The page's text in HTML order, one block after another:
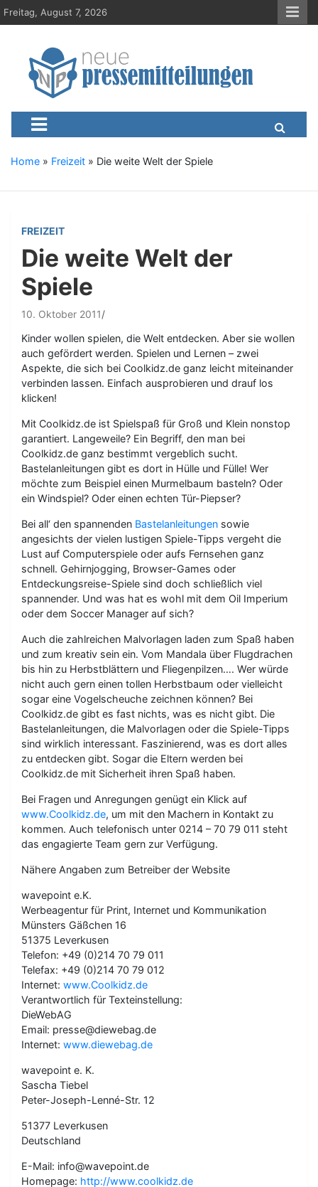
S
k
Freitag, August 7, 2026
Neue-
Presseportal, Nachrichten, News, Meldungen, Wirtschaft
Home » Freizeit » Die weite Welt der Spiele
FREIZEIT
Die weite Welt der
Spiele
10. Oktober 2011
Kinder wollen spielen, die Welt entdecken. Aber sie wollen
auch gefördert werden. Spielen und Lernen – zwei
Aspekte, die sich bei Coolkidz.de ganz leicht miteinander
verbinden lassen. Einfach ausprobieren und drauf los
klicken!
Mit Coolkidz.de ist Spielspaß für Groß und Klein nonstop
garantiert. Langeweile? Ein Begriff, den man bei
Coolkidz.de ganz bestimmt vergeblich sucht.
Bastelanleitungen gibt es dort in Hülle und Fülle! Wer
möchte zum Beispiel einen Murmelbaum basteln? Oder
ein Windspiel? Oder einen echten Tür-Piepser?
Bei all‘ den spannenden Bastelanleitungen sowie
angesichts der vielen lustigen Spiele-Tipps vergeht die
Lust auf Computerspiele oder aufs Fernsehen ganz
schnell. Gehirnjogging, Browser-Games oder
Entdeckungsreise-Spiele sind doch schließlich viel
spannender. Und was hat es wohl mit dem Oil Imperium
oder dem Soccer Manager auf sich?
Auch die zahlreichen Malvorlagen laden zum Spaß haben
und zum kreativ sein ein. Vom Mandala über Flugdrachen
bis hin zu Herbstblättern und Fliegenpilzen…. Wer würde
nicht auch gern einen tollen Herbstbaum oder vielleicht
sogar eine Vogelscheuche zeichnen können? Bei
Coolkidz.de gibt es fast nichts, was es nicht gibt. Die
Bastelanleitungen, die Malvorlagen oder die Spiele-Tipps
sind wirklich interessant. Faszinierend, was es dort alles
zu entdecken gibt. Sogar die Eltern werden bei
Coolkidz.de mit Sicherheit ihren Spaß haben.
Bei Fragen und Anregungen genügt ein Klick auf
www.Coolkidz.de, um mit den Machern in Kontakt zu
kommen. Auch telefonisch unter 0214 – 70 79 011 steht
das engagierte Team gern zur Verfügung.
Nähere Angaben zum Betreiber der Website
wavepoint e.K.
Werbeagentur für Print, Internet und Kommunikation
Münsters Gäßchen 16
51375 Leverkusen
Telefon: +49 (0)214 70 79 011
Telefax: +49 (0)214 70 79 012
Internet: www.Coolkidz.de
Verantwortlich für Texteinstellung:
DieWebAG
Email: presse@diewebag.de
Internet: www.diewebag.de
wavepoint e. K.
Sascha Tiebel
Peter-Joseph-Lenné-Str. 12
51377 Leverkusen
Deutschland
E-Mail: info@wavepoint.de
Homepage: http://www.coolkidz.de